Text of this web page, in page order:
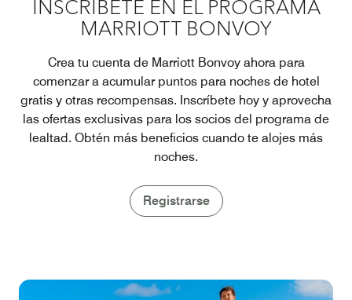
INSCRÍBETE EN EL PROGRAMA
MARRIOTT BONVOY
Crea tu cuenta de Marriott Bonvoy ahora para
comenzar a acumular puntos para noches de hotel
gratis y otras recompensas. Inscríbete hoy y aprovecha
las ofertas exclusivas para los socios del programa de
lealtad. Obtén más beneficios cuando te alojes más
noches.
Registrarse